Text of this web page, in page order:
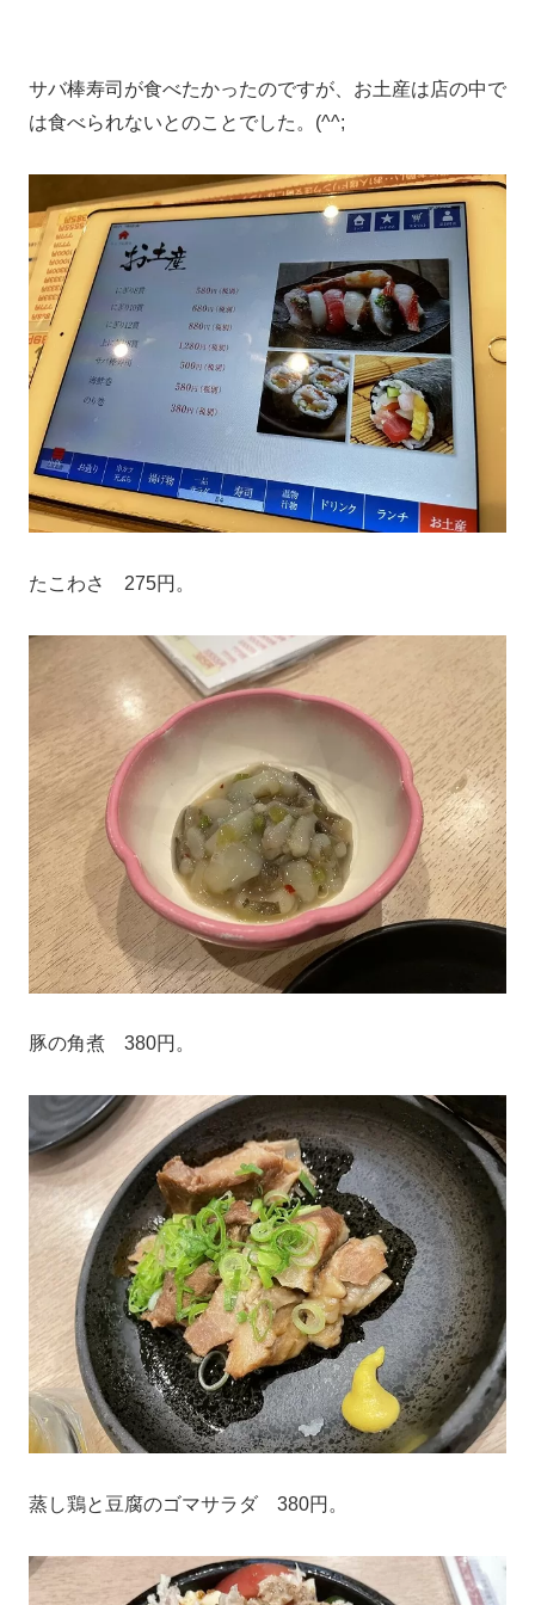
サバ棒寿司が食べたかったのですが、お土産は店の中で
は食べられないとのことでした。(^^;
たこわさ 275円。
豚の角煮 380円。
蒸し鶏と豆腐のゴマサラダ 380円。